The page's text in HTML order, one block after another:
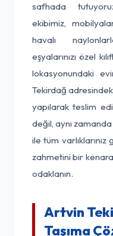
safhada
ekibimiz,
havalı
eşyalarınızı özel
lokasyonundaki
Tekirdağ
yapılarak teslim
değil, aynı zamanda
ile tüm varlıklarınız
zahmetini bir
odaklanın.
Artvin
Taşıma